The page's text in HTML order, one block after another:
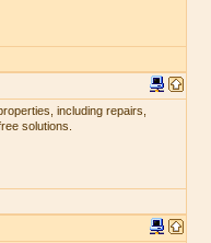
including repairs,
solutions.